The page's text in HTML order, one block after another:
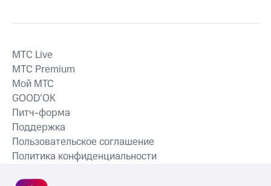
MTС Live
MTС Premium
Мой МТС
GOOD’OK
Питч-форма
Поддержка
Пользовательское соглашение
Политика конфиденциальности